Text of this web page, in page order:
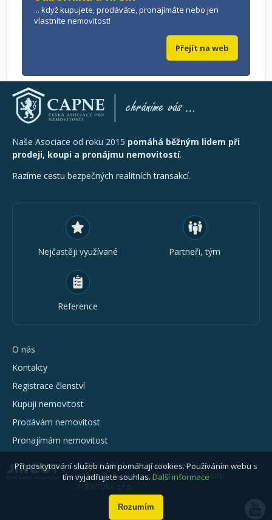
... když kupujete, prodáváte, pronajímáte nebo jen
vlastníte nemovitost!
Přejít na web
Naše Asociace od roku 2015 pomáhá běžným lidem při
prodeji, koupi a pronájmu nemovitostí.
Razíme cestu bezpečných realitních transakcí.
Nejčastěji využívané Partneři, tým
Reference
O nás
Kontakty
Registrace členství
Kupuji nemovitost
Prodávám nemovitost
Pronajímám nemovitost
© 2026 - všechna práva vyhrazena
Webové stránky vytvořila JIROUT REKLAMNÍ
Při poskytování služeb nám pomáhají cookies. Používáním webu s
tím vyjadřujete souhlas. Další informace
Rozumím